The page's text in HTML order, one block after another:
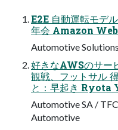
E2E ⾃動運転モデ
年会 Amazon
Automotive
好きなAWSのサー
観戦、フットサル
と：早起き
Automotive SA /
Automotive